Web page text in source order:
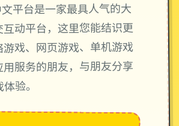
平台是一家最具人气的大
动平台，这里您能结识更
戏、网页游戏、单机游戏
服务的朋友，与朋友分享
验。